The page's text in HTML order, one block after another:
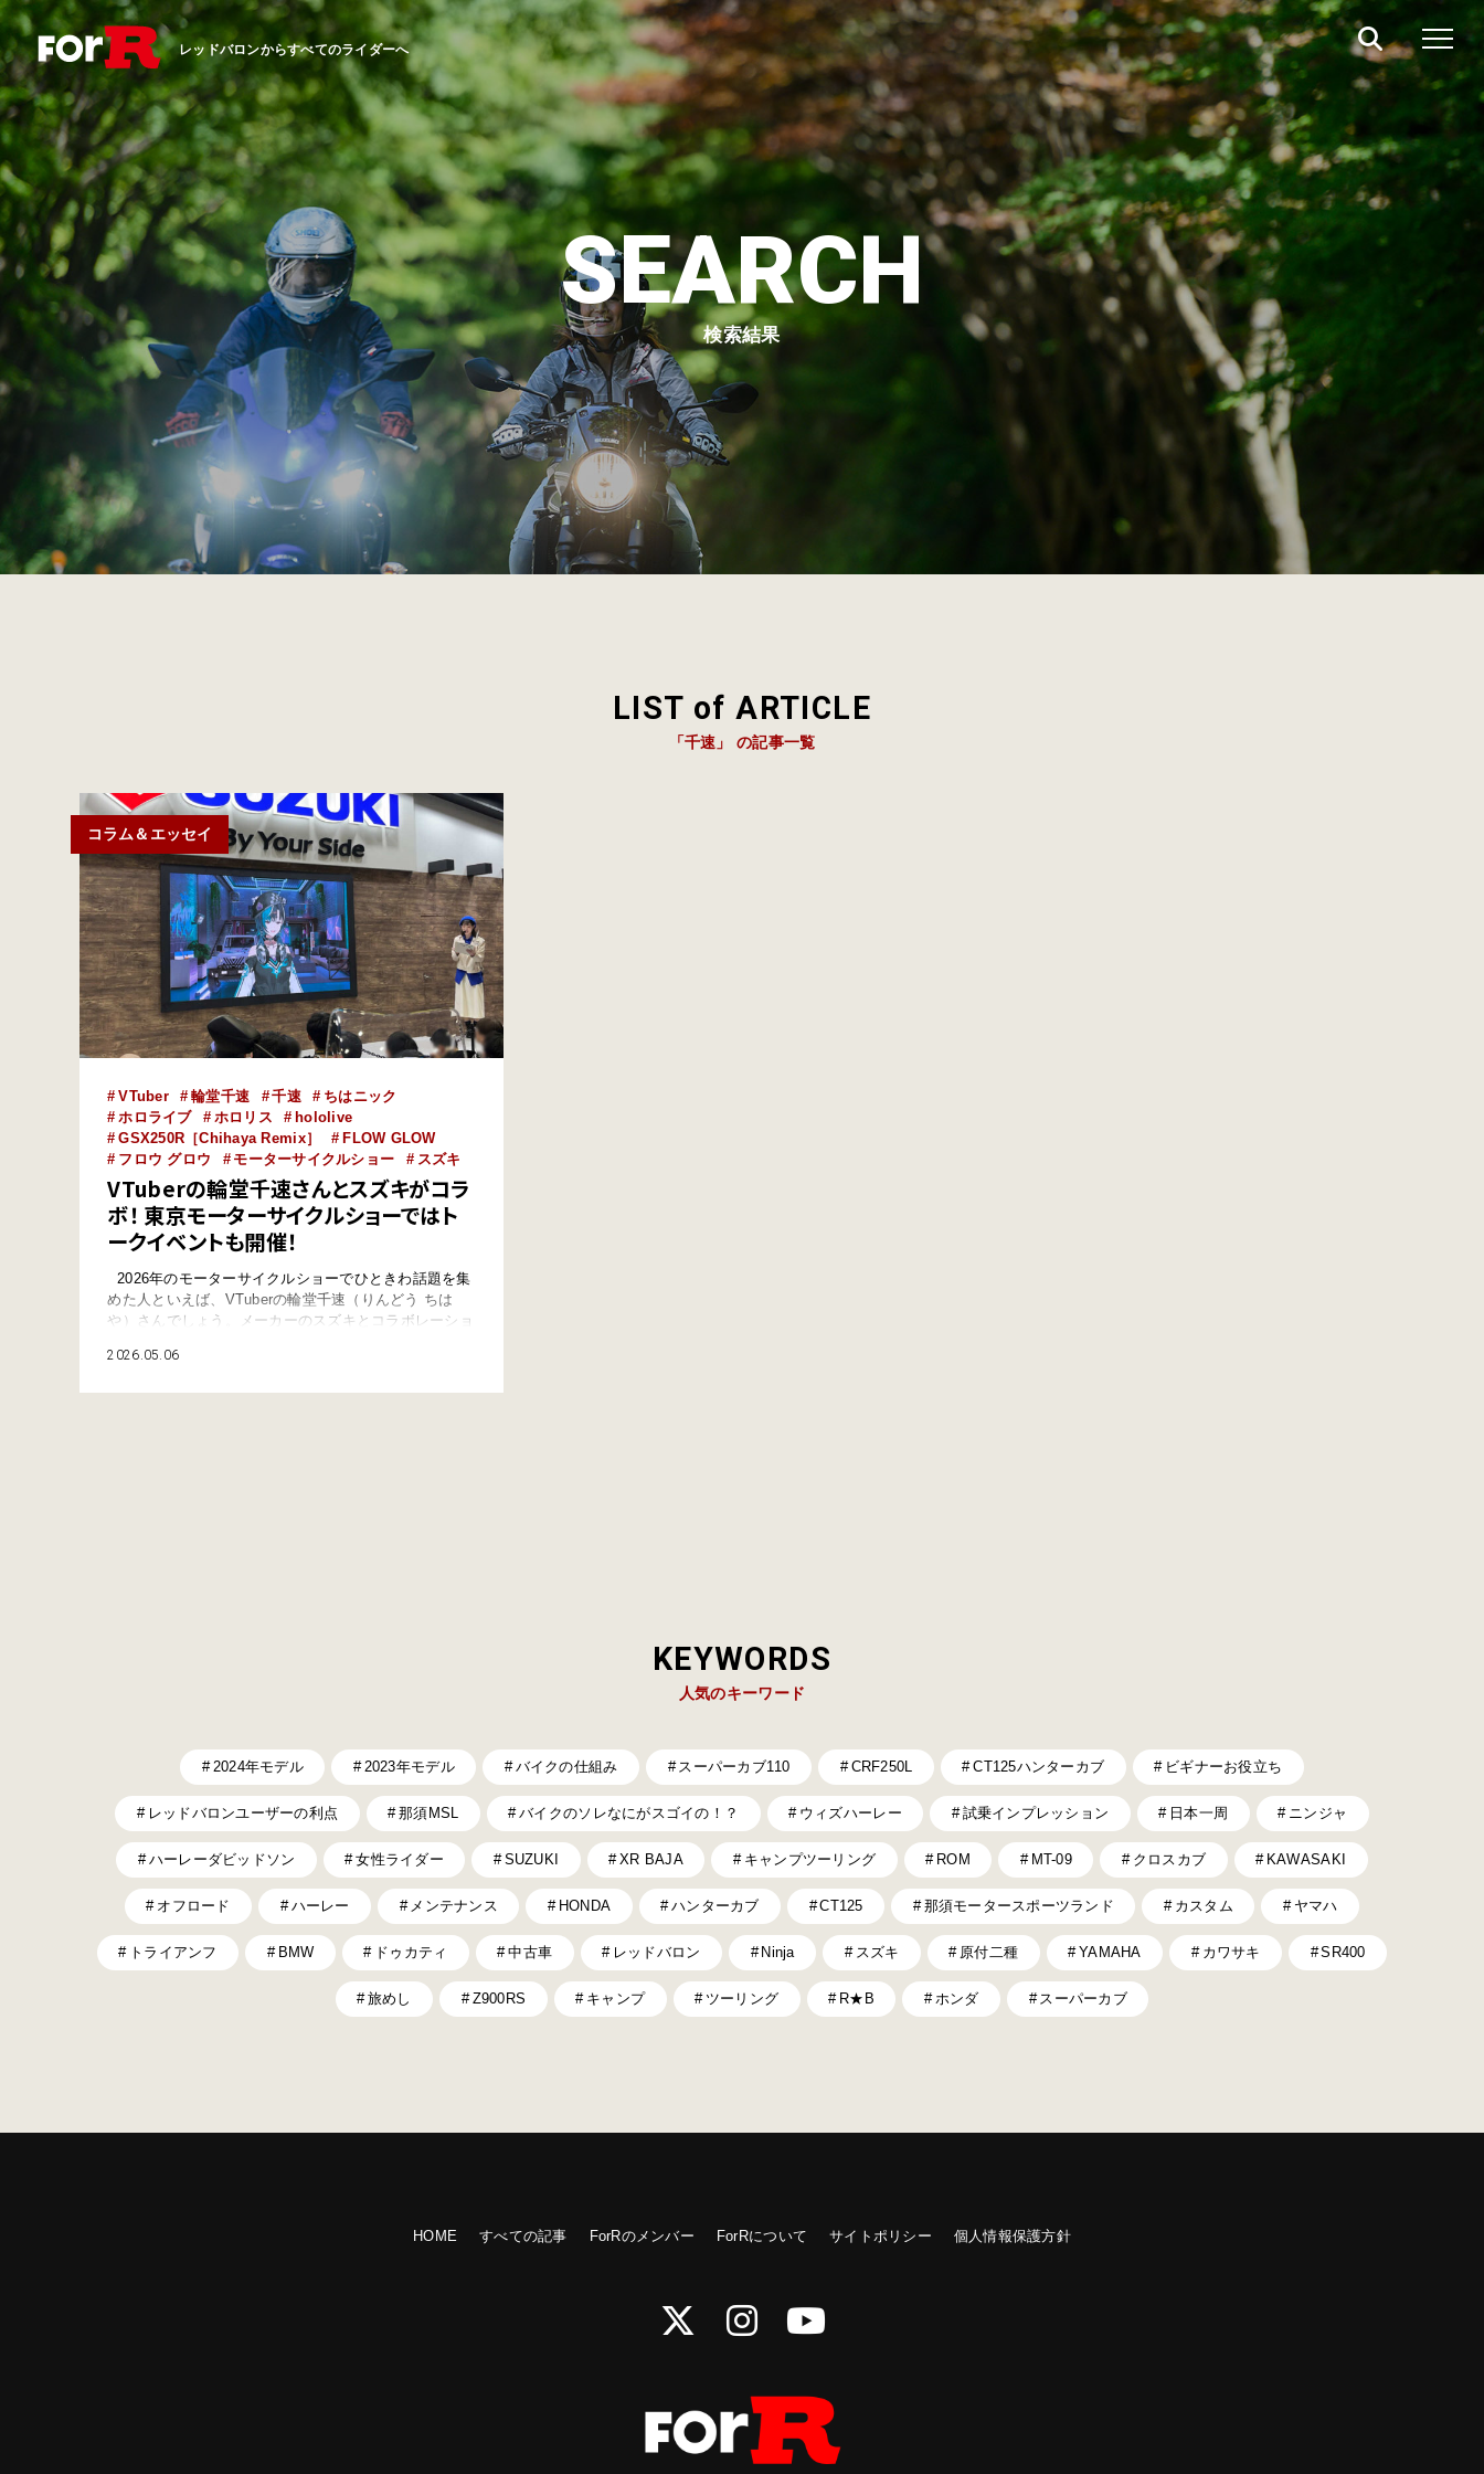
レッドバロンからすべてのライダーへ
SEARCH
検索結果
LIST of ARTICLE
「千速」 の記事一覧
コラム＆エッセイ
VTuber 輪堂千速 千速
ちはニック
ホロライブ
ホロリス
hololive
GSX250R［Chihaya Remix］
FLOW GLOW
フロウ グロウ
モーターサイクルショー スズキ
VTuberの輪堂千速さんとスズキがコラ
ボ！ 東京モーターサイクルショーではト
ークイベントも開催！
2026年のモーターサイクルショーでひときわ話題を集
めた人といえば、VTuberの輪堂千速（りんどう ちは
や）さんでしょう。メーカーのスズキとコラボレーショ
り、ブースに大勢のファンを集めてトークイベントを行
2026.05.06
KEYWORDS
人気のキーワード
2024年モデル 2023年モデル バイクの仕組み スーパーカブ110 CRF250L CT125ハンターカブ ビギナーお役立ち
レッドバロンユーザーの利点 那須MSL バイクのソレなにがスゴイの！？ ウィズハーレー 試乗インプレッション 日本一周 ニンジャ
ハーレーダビッドソン 女性ライダー SUZUKI XR BAJA キャンプツーリング ROM MT-09 クロスカブ KAWASAKI
オフロード ハーレー メンテナンス HONDA ハンターカブ CT125 那須モータースポーツランド カスタム ヤマハ
トライアンフ BMW ドゥカティ 中古車 レッドバロン Ninja スズキ 原付二種 YAMAHA カワサキ SR400
旅めし Z900RS キャンプ ツーリング R★B ホンダ スーパーカブ
HOME すべての記事 ForRのメンバー ForRについて サイトポリシー 個人情報保護方針